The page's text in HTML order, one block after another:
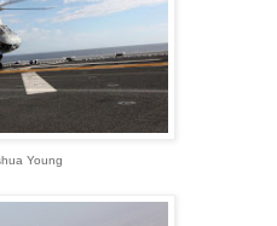
Young